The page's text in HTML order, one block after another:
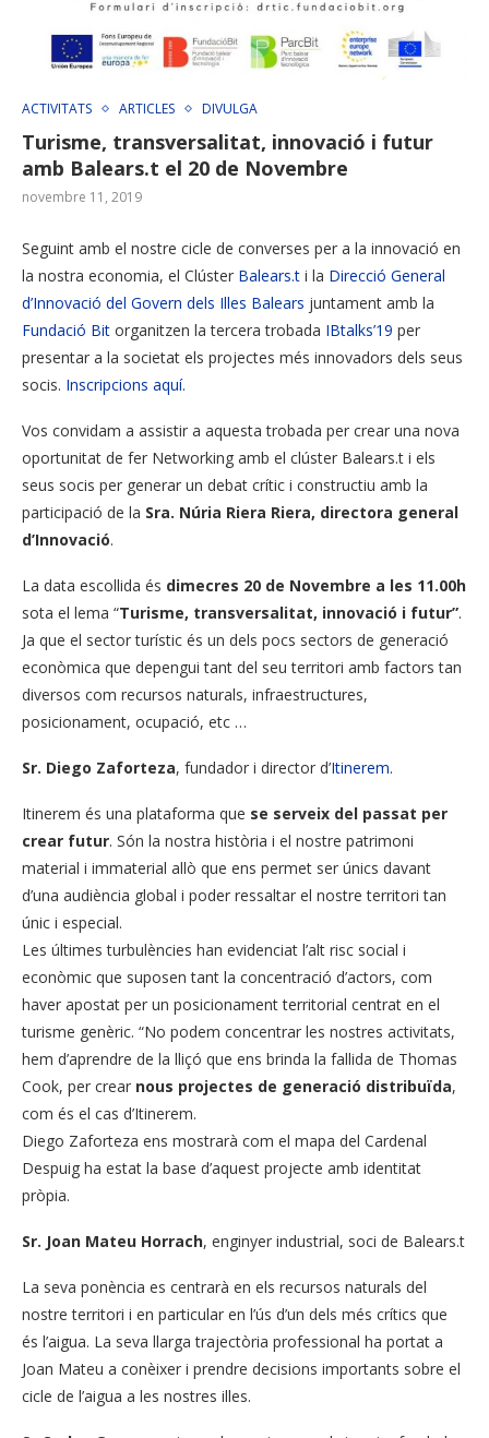
ACTIVITATS ARTICLES DIVULGA
Turisme, transversalitat, innovació i futur
amb Balears.t el 20 de Novembre
novembre 11, 2019
Seguint amb el nostre cicle de converses per a la innovació en
la nostra economia, el Clúster Balears.t i la Direcció General
d’Innovació del Govern dels Illes Balears juntament amb la
Fundació Bit organitzen la tercera trobada IBtalks’19 per
presentar a la societat els projectes més innovadors dels seus
socis. Inscripcions aquí.
Vos convidam a assistir a aquesta trobada per crear una nova
oportunitat de fer Networking amb el clúster Balears.t i els
seus socis per generar un debat crític i constructiu amb la
participació de la Sra. Núria Riera Riera, directora general
d’Innovació.
La data escollida és dimecres 20 de Novembre a les 11.00h
sota el lema “Turisme, transversalitat, innovació i futur”.
Ja que el sector turístic és un dels pocs sectors de generació
econòmica que depengui tant del seu territori amb factors tan
diversos com recursos naturals, infraestructures,
posicionament, ocupació, etc …
Sr. Diego Zaforteza, fundador i director d’Itinerem.
Itinerem és una plataforma que se serveix del passat per
crear futur. Són la nostra història i el nostre patrimoni
material i immaterial allò que ens permet ser únics davant
d’una audiència global i poder ressaltar el nostre territori tan
únic i especial.
Les últimes turbulències han evidenciat l’alt risc social i
econòmic que suposen tant la concentració d’actors, com
haver apostat per un posicionament territorial centrat en el
turisme genèric. “No podem concentrar les nostres activitats,
hem d’aprendre de la lliçó que ens brinda la fallida de Thomas
Cook, per crear nous projectes de generació distribuïda,
com és el cas d’Itinerem.
Diego Zaforteza ens mostrarà com el mapa del Cardenal
Despuig ha estat la base d’aquest projecte amb identitat
pròpia.
Sr. Joan Mateu Horrach, enginyer industrial, soci de Balears.t
La seva ponència es centrarà en els recursos naturals del
nostre territori i en particular en l’ús d’un dels més crítics que
és l’aigua. La seva llarga trajectòria professional ha portat a
Joan Mateu a conèixer i prendre decisions importants sobre el
cicle de l’aigua a les nostres illes.